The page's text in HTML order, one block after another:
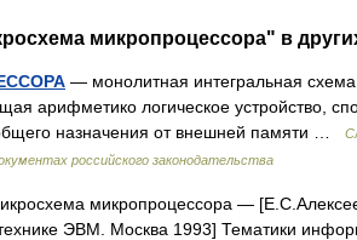
микропроцессора" в
— монолитная интегральная
арифметико логическое устройство,
назначения от внешней памяти …
российского законодательства
микропроцессора —
ЭВМ. Москва 1993] Тематики